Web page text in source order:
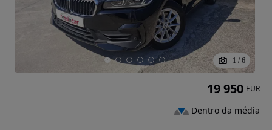
1 / 6
19 950 EUR
Dentro da média